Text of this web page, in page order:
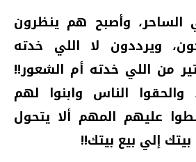
الساحر، وأصبح هم ينظرون
ويرددون لا اللي خدته
من اللي خدته أم الشعور!!
والحقوا الناس وابنوا لهم
عليهم المهم ألا يتحول
إلي بيع بيتك!!